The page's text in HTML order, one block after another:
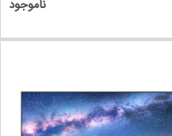
جی پلاس طراحی شیک، پنل
خشک کن مناسب، مصرف انرژی
ناموجود